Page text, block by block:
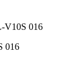
V10S 016
016